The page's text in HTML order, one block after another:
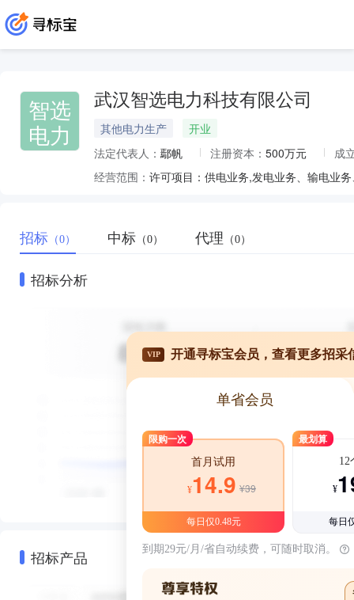
智选
电力
武汉智选电力科技有限公司
其他电力生产
开业
法定代表人： 鄢帆 注册资本： 500万元
成
经营范围：
招标 （0） 中标 （0） 代理 （0）
招标分析
招标产品
VIP 开通寻标宝会员，查看更多招采
单省会员
限购一次
首月试用
¥14.9 ¥39
每日仅0.48元
最划算
12
¥
每日
到期29元/月/省自动续费，可随时取消。